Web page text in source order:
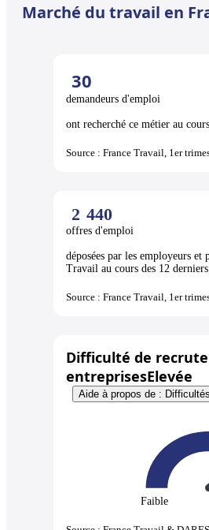
Marché du travail en
30
demandeurs d'emploi
ont recherché ce métier au
Source : France Travail, 1er
2 440
offres d'emploi
déposées par les employeurs et
Travail au cours des 12
Source : France Travail, 1er
Difficulté de
entreprisesElevée
Aide à propos de :
Faible